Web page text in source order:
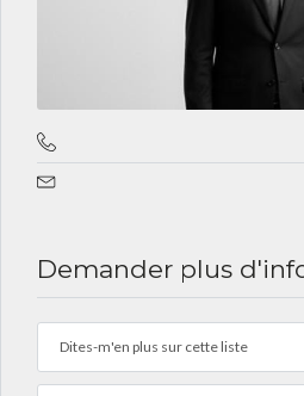
Demander plus
Dites-m'en plus sur cette liste